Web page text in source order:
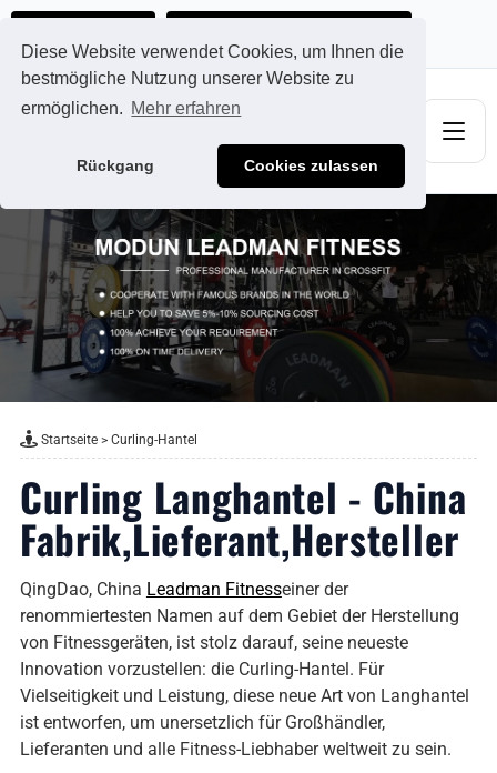
Diese Website verwendet Cookies, um Ihnen die
bestmögliche Nutzung unserer Website zu
ermöglichen. Mehr erfahren
Rückgang Cookies zulassen
Startseite> Curling-Hantel
Curling Langhantel - China
Fabrik,Lieferant,Hersteller
QingDao, China Leadman Fitnesseiner der
renommiertesten Namen auf dem Gebiet der Herstellung
von Fitnessgeräten, ist stolz darauf, seine neueste
Innovation vorzustellen: die Curling-Hantel. Für
Vielseitigkeit und Leistung, diese neue Art von Langhantel
ist entworfen, um unersetzlich für Großhändler,
Lieferanten und alle Fitness-Liebhaber weltweit zu sein.